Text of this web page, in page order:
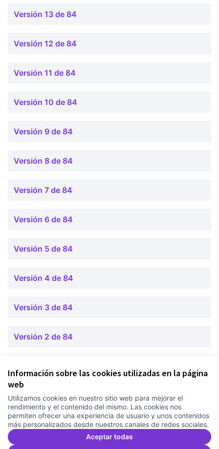
Información sobre las cookies utilizadas en la página
web
Utilizamos cookies en nuestro sitio web para mejorar el
rendimiento y el contenido del mismo. Las cookies nos
permiten ofrecer una experiencia de usuario y unos contenidos
más personalizados desde nuestros canales de redes sociales.
Aceptar todas
Versión 13 de 84
Versión 12 de 84
Versión 11 de 84
Versión 10 de 84
Versión 9 de 84
Versión 8 de 84
Versión 7 de 84
Versión 6 de 84
Versión 5 de 84
Versión 4 de 84
Versión 3 de 84
Versión 2 de 84
Términos y condiciones de uso
Configuración de cookies
Comunitat Canòdrom en Facebook
(Link extern)
Comunitat Canòdrom en Instagram
(Link extern)
Comunitat Canòdrom en YouTube
(Link extern)
Castellano
Triar la llenguaElegir el idiomaChoose language